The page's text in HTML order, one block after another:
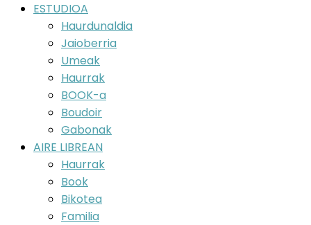
ESTUDIOA
Haurdunaldia
Jaioberria
Umeak
Haurrak
BOOK-a
Boudoir
Gabonak
AIRE LIBREAN
Haurrak
Book
Bikotea
Familia